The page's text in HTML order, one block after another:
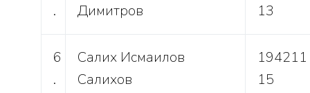
.
Димитров
13
6
.
Салих Исмаилов
Салихов
194211
15